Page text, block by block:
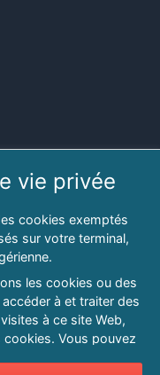
vie privée
cookies exemptés
sur votre terminal,
les cookies ou des
à et traiter des
à ce site Web,
cookies. Vous pouvez